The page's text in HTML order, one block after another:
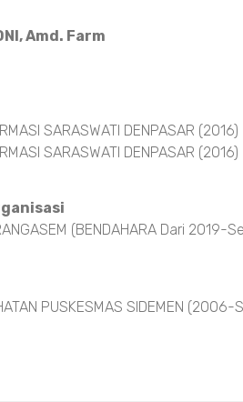
Amd. Farm
SARASWATI DENPASAR (2016)
SARASWATI DENPASAR (2016)
(BENDAHARA Dari 2019-
PUSKESMAS SIDEMEN (2006-